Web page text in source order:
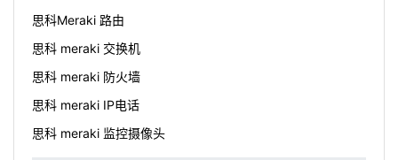
思科Meraki 路由
思科 meraki 交换机
思科 meraki 防火墙
思科 meraki IP电话
思科 meraki 监控摄像头